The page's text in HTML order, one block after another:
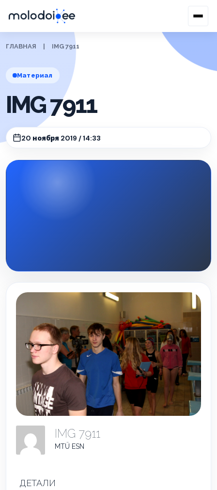
ГЛАВНАЯ IMG 7911
Материал
IMG 7911
20 ноября 2019 / 14:33
IMG 7911
MTÜ ESN
ДЕТАЛИ